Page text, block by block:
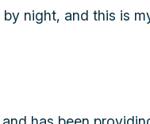
night, and this is